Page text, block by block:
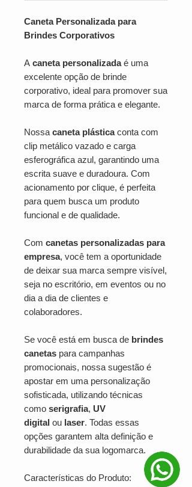
Caneta Personalizada para
Brindes Corporativos
A caneta personalizadaé uma
excelente opção de brinde
corporativo, ideal para promover sua
marca de forma prática e elegante.
Nossa caneta plásticaconta com
clip metálico vazado e carga
esferográfica azul, garantindo uma
escrita suave e duradoura. Com
acionamento por clique, é perfeita
para quem busca um produto
funcional e de qualidade.
Com canetas personalizadas para
empresa, você tem a oportunidade
de deixar sua marca sempre visível,
seja no escritório, em eventos ou no
dia a dia de clientes e
colaboradores.
Se você está em busca de brindes
canetas para campanhas
promocionais, nossa sugestão é
apostar em uma personalização
sofisticada, utilizando técnicas
como serigrafia, UV
digital ou laser. Todas essas
opções garantem alta definição e
durabilidade da sua logomarca.
Características do Produto: